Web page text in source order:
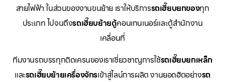
สายไฟฟ้า ในส่วนของงานขนย้าย เราให้บริการรถเฮี๊ยบยกของทุก
ประเภท ไปจนถึงรถเฮี๊ยบย้ายตู้คอนเทนเนอร์และตู้สำนักงาน
เคลื่อนที่
ทีมงานรถบรรทุกติดเครนของเราเชี่ยวชาญการใช้รถเฮี๊ยบยกเหล็ก
และรถเฮี๊ยบย้ายเครื่องจักรเข้าสู่ไลน์การผลิต งานยอดฮิตอย่างรถ